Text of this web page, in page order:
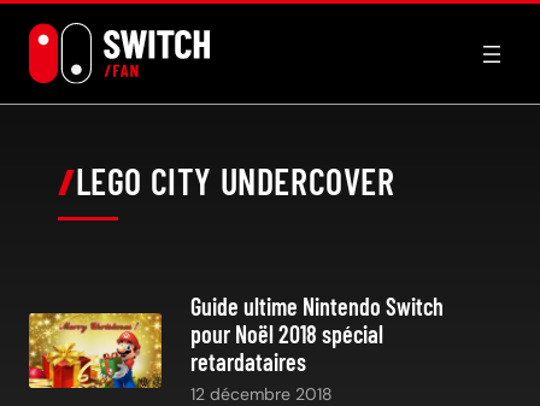
contenu
LEGO CITY UNDERCOVER
Guide ultime Nintendo Switch
pour Noël 2018 spécial
retardataires
12 décembre 2018